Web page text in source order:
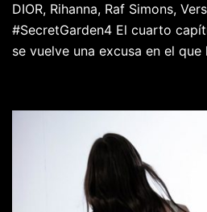
DIOR, Rihanna, Raf Simons,
‪#‎SecretGarden4 El cuarto
se vuelve una excusa en el